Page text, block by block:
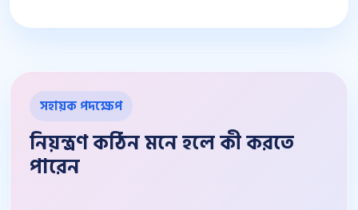
সহায়ক পদক্ষেপ
নিয়ন্ত্রণ কঠিন মনে হলে কী করতে
পারেন